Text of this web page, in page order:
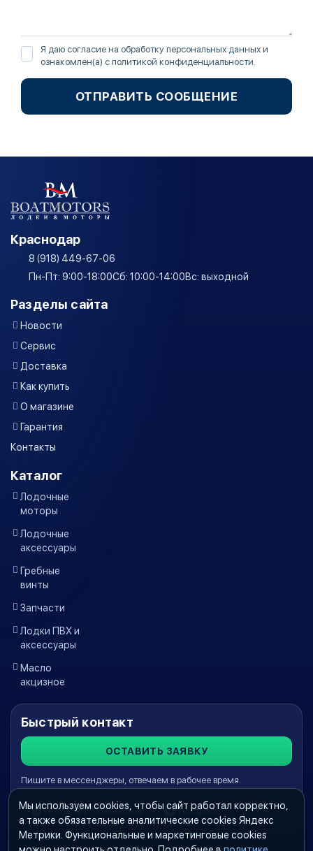
Я даю согласие на обработку персональных данных и
ознакомлен(а) с политикой конфиденциальности
ОТПРАВИТЬ СООБЩЕНИЕ
Краснодар
8 (918) 449-67-06
Пн-Пт: 9:00-18:00Сб: 10:00-14:00Вс: выходной
Разделы сайта
Новости
Сервис
Доставка
Как купить
О магазине
Гарантия
Контакты
Каталог
Лодочные
моторы
Лодочные
аксессуары
Гребные
винты
Запчасти
Лодки ПВХ и
аксессуары
Масло
акцизное
Быстрый контакт
ОСТАВИТЬ ЗАЯВКУ
Пишите в мессенджеры, отвечаем в рабочее время.
WhatsApp Краснодар Telegram
Мы используем cookies, чтобы сайт работал корректно,
а также обязательные аналитические cookies Яндекс
Метрики. Функциональные и маркетинговые cookies